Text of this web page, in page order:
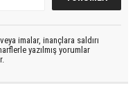
imalar, inançlara saldırı
yazılmış yorumlar